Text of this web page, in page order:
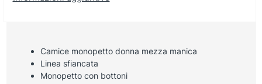
Camice monopetto donna mezza manica
Linea sfiancata
Monopetto con bottoni